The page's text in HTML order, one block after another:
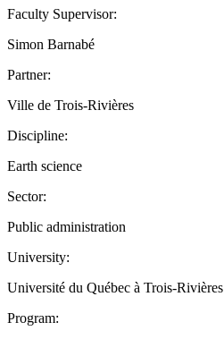
Faculty Supervisor:
Simon Barnabé
Partner:
Ville de Trois-Rivières
Discipline:
Earth science
Sector:
Public administration
University:
Université du Québec à Trois-Rivières
Program: